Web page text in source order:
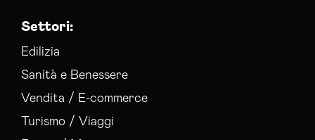
Settori:
Edilizia
Sanità e Benessere
Vendita / E-commerce
Turismo / Viaggi